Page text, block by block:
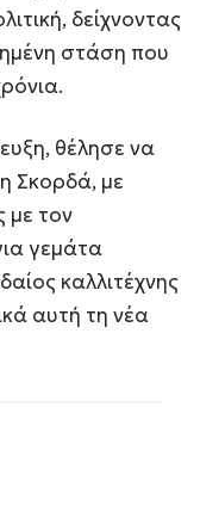
δείχνοντας
στάση που
θέλησε να
Σκορδά, με
με τον
γεμάτα
καλλιτέχνης
αυτή τη νέα